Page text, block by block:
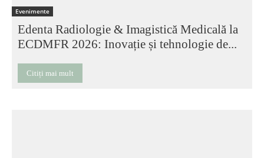
Evenimente
Edenta Radiologie & Imagistică Medicală la
ECDMFR 2026: Inovație și tehnologie de...
Citiți mai mult